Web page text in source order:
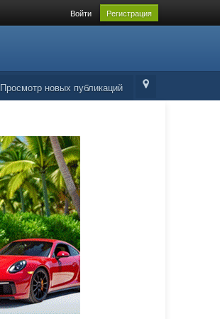
Войти Регистрация
Просмотр новых публикаций